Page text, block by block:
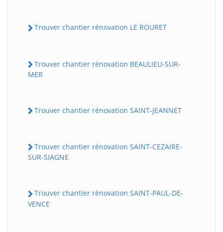
Trouver chantier rénovation LE ROURET
Trouver chantier rénovation BEAULIEU-SUR-
MER
Trouver chantier rénovation SAINT-JEANNET
Trouver chantier rénovation SAINT-CEZAIRE-
SUR-SIAGNE
Trouver chantier rénovation SAINT-PAUL-DE-
VENCE